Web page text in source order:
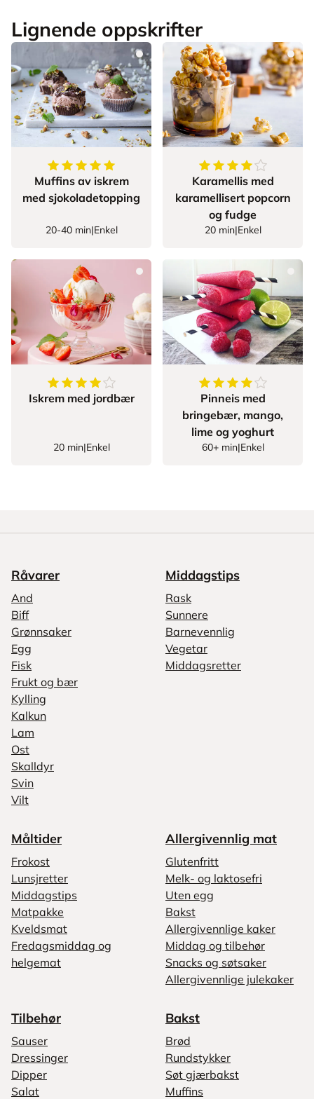
Lignende oppskrifter
5av5stjerner
Muffins av iskrem
med sjokoladetopping
20-40 min|Enkel
4.625av5stjerner
Karamellis med
karamellisert popcorn
og fudge
20 min|Enkel
4.2av5 stjerner
Iskrem med jordbær
20 min|Enkel
4av5stjerner
Pinneis med
bringebær, mango,
lime og yoghurt
60+ min|Enkel
Råvarer
And
Biff
Grønnsaker
Egg
Fisk
Frukt og bær
Kylling
Kalkun
Lam
Ost
Skalldyr
Svin
Vilt
Middagstips
Rask
Sunnere
Barnevennlig
Vegetar
Middagsretter
Måltider
Frokost
Lunsjretter
Middagstips
Matpakke
Kveldsmat
Fredagsmiddag og
helgemat
Allergivennlig mat
Glutenfritt
Melk- og laktosefri
Uten egg
Bakst
Allergivennlige kaker
Middag og tilbehør
Snacks og søtsaker
Allergivennlige julekaker
Tilbehør
Sauser
Dressinger
Dipper
Salat
Bakst
Brød
Rundstykker
Søt gjærbakst
Muffins